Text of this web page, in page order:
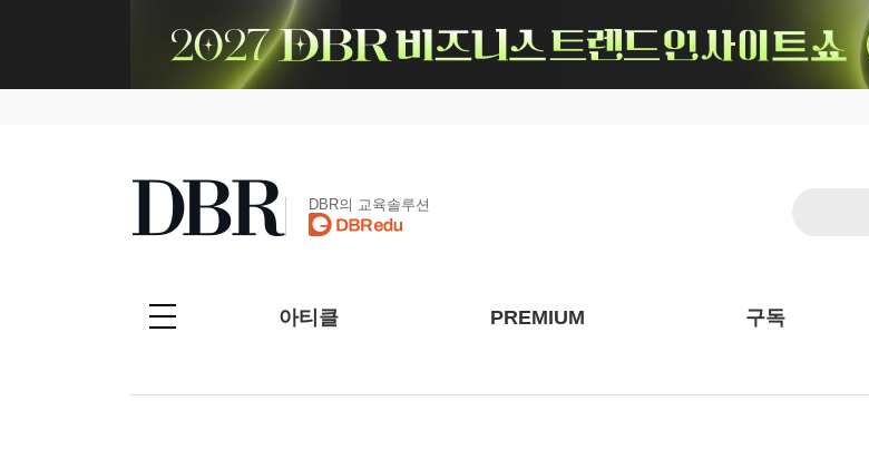
DBR의 교육솔루션
아티클 PREMIUM 구독